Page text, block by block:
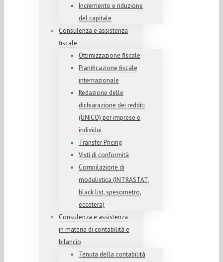
Incremento e riduzione
del capitale
Consulenza e assistenza
fiscale
Ottimizzazione fiscale
Pianificazione fiscale
internazionale
Redazione delle
dichiarazione dei redditi
(UNICO) per imprese e
individui
Transfer Pricing
Visti di conformità
Compilazione di
modulistica (INTRASTAT,
black list, spesometro,
eccetera)
Consulenza e assistenza
in materia di contabilità e
bilancio
Tenuta della contabilità